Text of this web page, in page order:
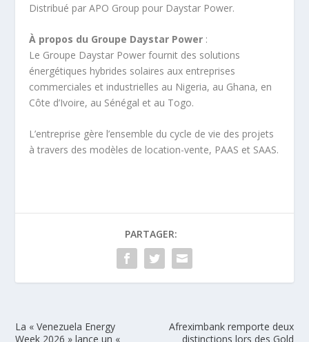
Distribué par APO Group pour Daystar Power.
À propos du Groupe Daystar Power :
Le Groupe Daystar Power fournit des solutions
énergétiques hybrides solaires aux entreprises
commerciales et industrielles au Nigeria, au Ghana, en
Côte d’Ivoire, au Sénégal et au Togo.
L’entreprise gère l’ensemble du cycle de vie des projets
à travers des modèles de location-vente, PAAS et SAAS.
PARTAGER:
La « Venezuela Energy
Week 2026 » lance un «
Afreximbank remporte deux
distinctions lors des Gold